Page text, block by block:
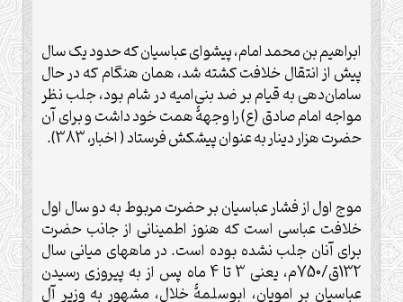
ابراهيم بن محمد امام، پيشوای عباسيان که حدود يک سال
پيش از انتقال خلافت کشته شد، همان هنگام که در حال
سامان‌دهی به قيام بر ضد بنی‌اميه در شام بود، جلب نظر
مواجه امام صادق (ع) را وجهۀ همت خود داشت و برای آن
حضرت هزار دينار به عنوان پيشکش فرستاد ( اخبار، 383).
موج اول از فشار عباسيان بر حضرت مربوط به دو سال اول
خلافت عباسی است که هنوز اطمينانی از جانب حضرت
برای آنان جلب نشده بوده است. در ماههای ميانی سال
132ق/750م، يعنی 3 تا 4 ماه پس از به پيروزی رسيدن
عباسيان بر امويان، ابوسلمۀ خلال، مشهور به وزير آل